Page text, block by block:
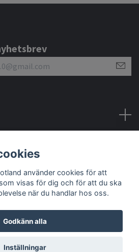
Gotland
använder cookies för att
visas för dig och för att du ska
när du handlar hos oss.
Godkänn alla
Inställningar